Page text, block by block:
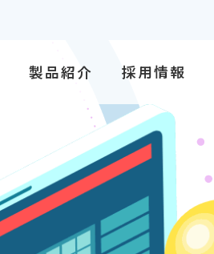
サービス事業
製品紹介
（ネクサスプライム）
採用情報